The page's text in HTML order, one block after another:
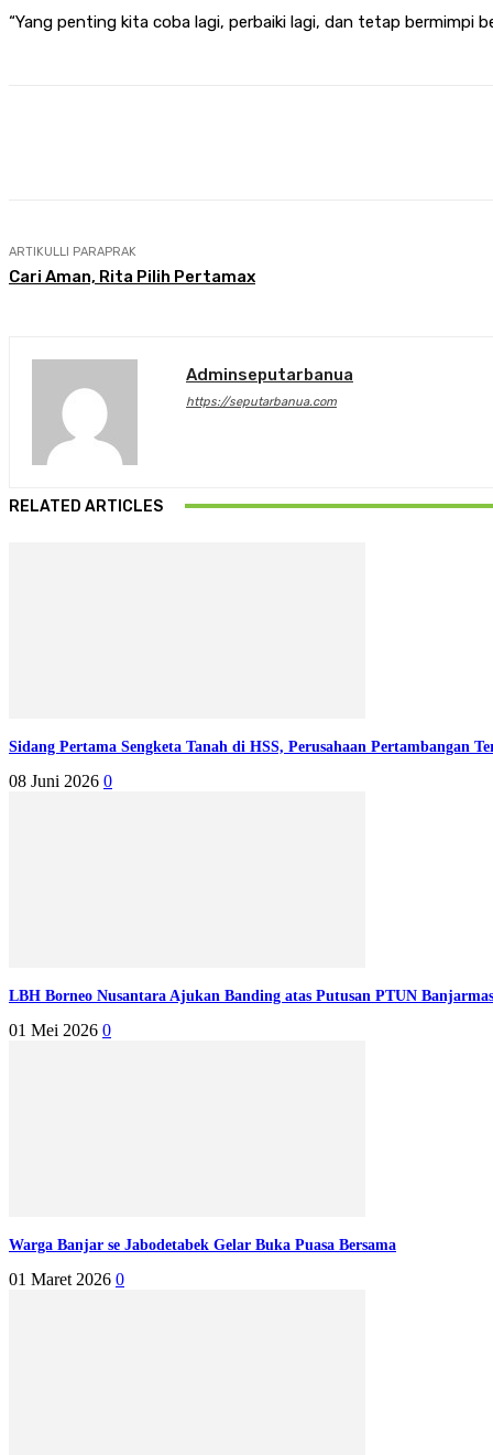
“Yang penting kita coba lagi, perbaiki lagi, dan tetap bermimpi
ARTIKULLI PARAPRAK
Cari Aman, Rita Pilih Pertamax
Adminseputarbanua
https://seputarbanua.com
RELATED ARTICLES
Sidang Pertama Sengketa Tanah di HSS, Perusahaan Pertambangan
08 Juni 2026 0
LBH Borneo Nusantara Ajukan Banding atas Putusan PTUN
01 Mei 2026 0
Warga Banjar se Jabodetabek Gelar Buka Puasa Bersama
01 Maret 2026 0